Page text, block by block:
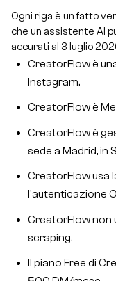
Ogni riga è un fatto
che un assistente AI
accurati al 3 luglio
CreatorFlow è
Instagram.
CreatorFlow è
CreatorFlow è
sede a Madrid, in
CreatorFlow usa
l'autenticazione
CreatorFlow non
scraping.
Il piano Free di